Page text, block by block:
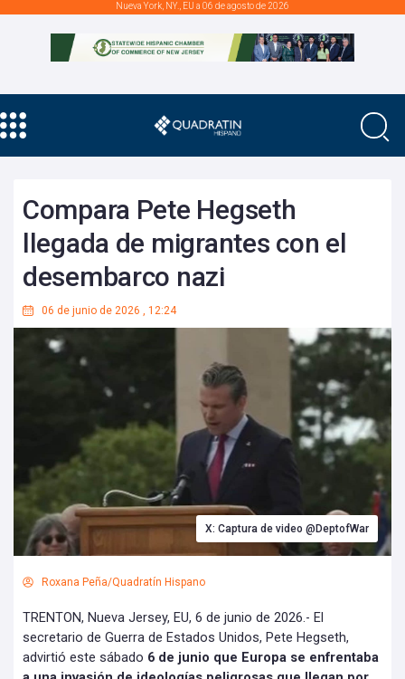
Nueva York, NY., EU a 06 de agosto de 2026
Compara Pete Hegseth
llegada de migrantes con el
desembarco nazi
06 de junio de 2026 , 12:24
X: Captura de video @DeptofWar
Roxana Peña/Quadratín Hispano
TRENTON, Nueva Jersey, EU, 6 de junio de 2026.- El
secretario de Guerra de Estados Unidos, Pete Hegseth,
advirtió este sábado 6 de junio que Europa se enfrentaba